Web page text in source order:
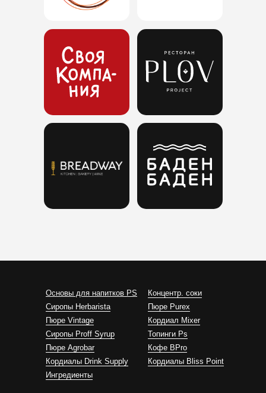
Основы для напитков PS
Сиропы Herbarista
Пюре Vintage
Cиропы Proff Syrup
Пюре Agrobar
Кордиалы Drink Supply
Ингредиенты
Концентр. соки
Пюре Purex
Кордиал Mixer
Топинги Ps
Кофе BPro
Кордиалы Bliss Point